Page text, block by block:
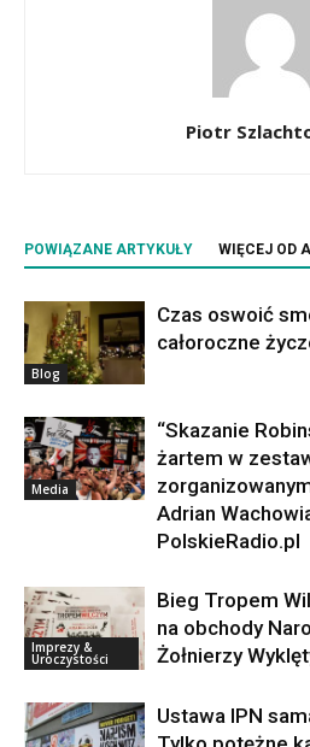
Piotr
POWIĄZANE ARTYKUŁY WIĘCEJ OD
Blog
Czas oswoić
całoroczne
Media
“Skazanie
żartem w
Adrian
PolskieRadio.pl
Imprezy &
Uroczystości
Bieg Tropem
na obchody
Żołnierzy
Ustawa IPN